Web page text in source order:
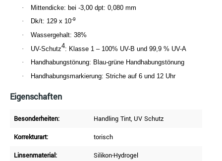
·
Mittendicke: bei -3,00 dpt: 0,080 mm
·
Dk/t: 129 x 10-9
·
Wassergehalt: 38%
·
UV-Schutz4: Klasse 1 – 100% UV-B und 99,9 % UV-A
·
Handhabungstönung: Blau-grüne Handhabungstönung
·
Handhabungsmarkierung: Striche auf 6 und 12 Uhr
Eigenschaften
Besonderheiten: Handling Tint, UV Schutz
Korrekturart:
torisch
Linsenmaterial:
Silikon-Hydrogel